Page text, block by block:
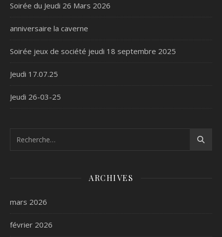
Soirée du Jeudi 26 Mars 2026
anniversaire la caverne
Soirée jeux de société jeudi 18 septembre 2025
Jeudi 17.07.25
Jeudi 26-03-25
ARCHIVES
mars 2026
février 2026